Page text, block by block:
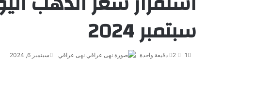
سبتمبر 2024
نهى عراقي سبتمبر 6, 2024 1 دقيقة واحدة